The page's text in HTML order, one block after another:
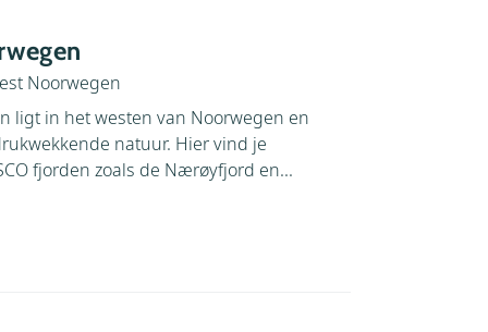
Noorwegen
ligt in het westen van Noorwegen en
natuur. Hier vind je
fjorden zoals de Nærøyfjord en...